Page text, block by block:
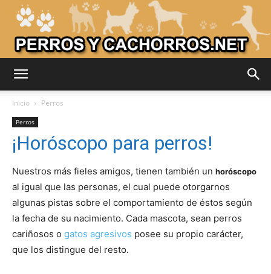
Perros
–
Inicio Perros
Perros
¡Horóscopo para perros!
Nuestros más fieles amigos, tienen también un horóscopo
al igual que las personas, el cual puede otorgarnos
algunas pistas sobre el comportamiento de éstos según
la fecha de su nacimiento. Cada mascota, sean perros
cariñosos o gatos agresivos posee su propio carácter,
que los distingue del resto.